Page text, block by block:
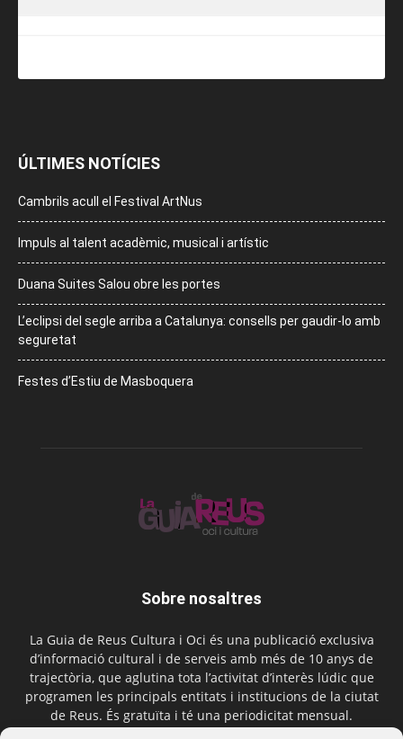
ÚLTIMES NOTÍCIES
Cambrils acull el Festival ArtNus
Impuls al talent acadèmic, musical i artístic
Duana Suites Salou obre les portes
L’eclipsi del segle arriba a Catalunya: consells per gaudir-lo amb
seguretat
Festes d’Estiu de Masboquera
Sobre nosaltres
La Guia de Reus Cultura i Oci és una publicació exclusiva
d’informació cultural i de serveis amb més de 10 anys de
trajectòria, que aglutina tota l’activitat d’interès lúdic que
programen les principals entitats i institucions de la ciutat
de Reus. És gratuïta i té una periodicitat mensual.